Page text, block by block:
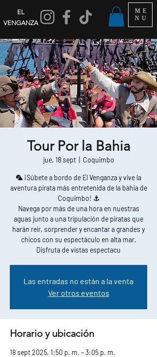
EL
VENGANZA
ME
NU
Tour Por la Bahia
jue, 18 sept
  |
Coquimbo
🦜 ¡Súbete a bordo de El Venganza y vive la
aventura pirata más entretenida de la bahía de
Coquimbo! ⚓
Navega por más de una hora en nuestras
aguas junto a una tripulación de piratas que
harán reír, sorprender y encantar a grandes y
chicos con su espectáculo en alta mar.
Disfruta de vistas espectacu
Las entradas no están a la venta
Ver otros eventos
Horario y ubicación
18 sept 2025, 1:50 p. m. – 3:05 p. m.